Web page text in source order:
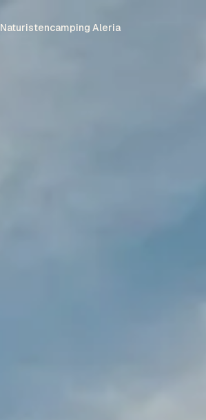
Naturistencamping Aleria